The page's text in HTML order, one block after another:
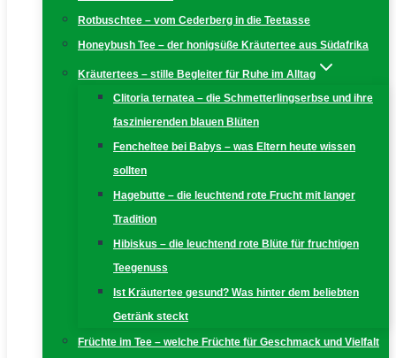
Rotbuschtee – vom Cederberg in die Teetasse
Honeybush Tee – der honigsüße Kräutertee aus Südafrika
Kräutertees – stille Begleiter für Ruhe im Alltag
Clitoria ternatea – die Schmetterlingserbse und ihre
faszinierenden blauen Blüten
Fencheltee bei Babys – was Eltern heute wissen
sollten
Hagebutte – die leuchtend rote Frucht mit langer
Tradition
Hibiskus – die leuchtend rote Blüte für fruchtigen
Teegenuss
Ist Kräutertee gesund? Was hinter dem beliebten
Getränk steckt
Früchte im Tee – welche Früchte für Geschmack und Vielfalt